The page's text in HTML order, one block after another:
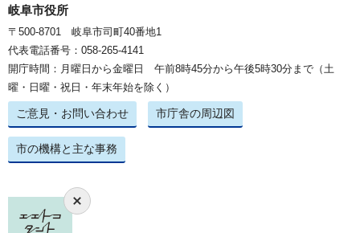
岐阜市役所
〒500-8701 岐阜市司町40番地1
代表電話番号：058-265-4141
開庁時間：月曜日から金曜日 午前8時45分から午後5時30分まで（土
曜・日曜・祝日・年末年始を除く）
ご意見・お問い合わせ 市庁舎の周辺図
市の機構と主な事務